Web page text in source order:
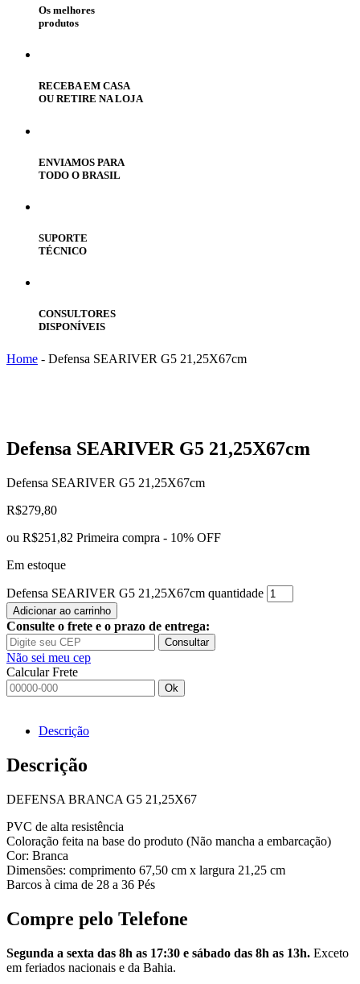
Os melhores
produtos
RECEBA EM CASA
OU RETIRE NA LOJA
ENVIAMOS PARA
TODO O BRASIL
SUPORTE
TÉCNICO
CONSULTORES
DISPONÍVEIS
Home - Defensa SEARIVER G5 21,25X67cm
Defensa SEARIVER G5 21,25X67cm
Defensa SEARIVER G5 21,25X67cm
R$279,80
ou R$251,82 Primeira compra - 10% OFF
Em estoque
Defensa SEARIVER G5 21,25X67cm quantidade
Adicionar ao carrinho
Consulte o frete e o prazo de entrega:
Consultar
Não sei meu cep
Calcular Frete
Ok
Descrição
Descrição
DEFENSA BRANCA G5 21,25X67
PVC de alta resistência
Coloração feita na base do produto (Não mancha a embarcação)
Cor: Branca
Dimensões: comprimento 67,50 cm x largura 21,25 cm
Barcos à cima de 28 a 36 Pés
Compre pelo Telefone
Segunda a sexta das 8h as 17:30 e sábado das 8h as 13h. Exceto
em feriados nacionais e da Bahia.